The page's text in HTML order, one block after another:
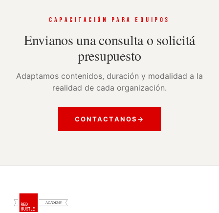
CAPACITACIÓN PARA EQUIPOS
Envianos una consulta o solicitá
presupuesto
Adaptamos contenidos, duración y modalidad a la
realidad de cada organización.
CONTACTANOS →